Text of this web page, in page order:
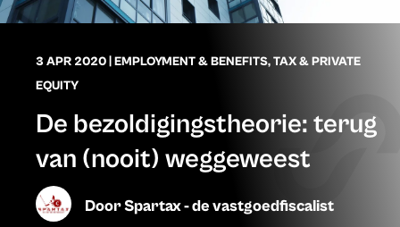
3 APR 2020|EMPLOYMENT & BENEFITS,TAX & PRIVATE
EQUITY
De bezoldigingstheorie: terug
van (nooit) weggeweest
DoorSpartax - de vastgoedfiscalist